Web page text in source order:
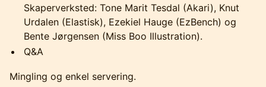
Skaperverksted: Tone Marit Tesdal (Akari), Knut
Urdalen (Elastisk), Ezekiel Hauge (EzBench) og
Bente Jørgensen (Miss Boo Illustration).
Q&A
Mingling og enkel servering.